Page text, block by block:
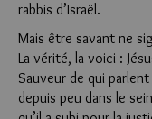
rabbis d’Israël.
Mais être savant ne
La vérité, la voici :
Sauveur de qui
depuis peu dans le